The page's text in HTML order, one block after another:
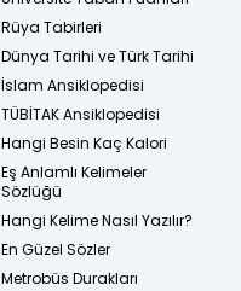
Rüya Tabirleri
Dünya Tarihi ve Türk Tarihi
İslam Ansiklopedisi
TÜBİTAK Ansiklopedisi
Hangi Besin Kaç Kalori
Eş Anlamlı Kelimeler
Sözlüğü
Hangi Kelime Nasıl Yazılır?
En Güzel Sözler
Metrobüs Durakları